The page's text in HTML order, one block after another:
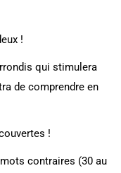
!
qui stimulera
de comprendre en
!
contraires (30 au